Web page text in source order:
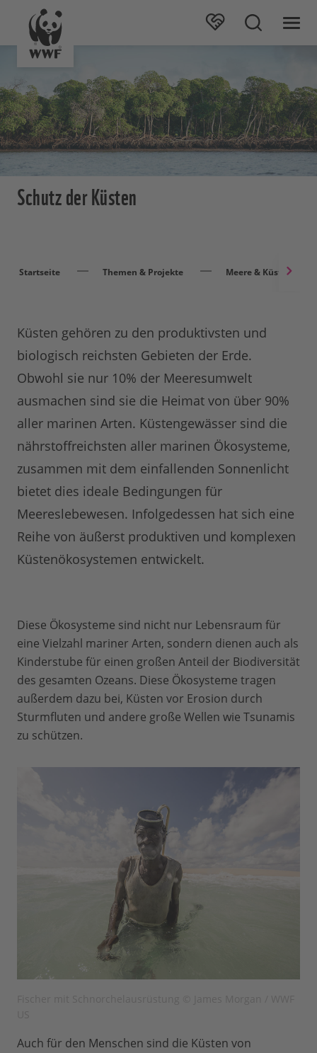
Schutz der Küsten
Startseite Themen & Projekte Meere & Küsten
Küsten gehören zu den produktivsten und
biologisch reichsten Gebieten der Erde.
Obwohl sie nur 10% der Meeresumwelt
ausmachen sind sie die Heimat von über 90%
aller marinen Arten. Küstengewässer sind die
nährstoffreichsten aller marinen Ökosysteme,
zusammen mit dem einfallenden Sonnenlicht
bietet dies ideale Bedingungen für
Meereslebewesen. Infolgedessen hat sich eine
Reihe von äußerst produktiven und komplexen
Küstenökosystemen entwickelt.
Diese Ökosysteme sind nicht nur Lebensraum für
eine Vielzahl mariner Arten, sondern dienen auch als
Kinderstube für einen großen Anteil der Biodiversität
des gesamten Ozeans. Diese Ökosysteme tragen
außerdem dazu bei, Küsten vor Erosion durch
Sturmfluten und andere große Wellen wie Tsunamis
zu schützen.
Auch für den Menschen sind die Küsten von